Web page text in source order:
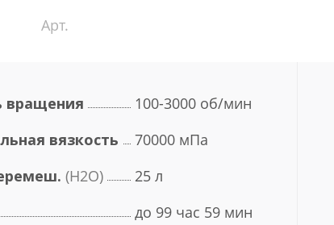
Арт.
вращения
100-3000 об/мин
вязкость
70000 мПа
(H2O)
25 л
до 99 час 59 мин